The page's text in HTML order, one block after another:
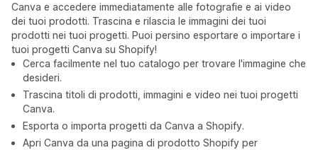
Canva e accedere immediatamente alle fotografie e ai video
dei tuoi prodotti. Trascina e rilascia le immagini dei tuoi
prodotti nei tuoi progetti. Puoi persino esportare o importare i
tuoi progetti Canva su Shopify!
Cerca facilmente nel tuo catalogo per trovare l'immagine che
desideri.
Trascina titoli di prodotti, immagini e video nei tuoi progetti
Canva.
Esporta o importa progetti da Canva a Shopify.
Apri Canva da una pagina di prodotto Shopify per